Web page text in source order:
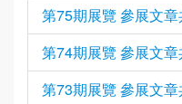
第75期展覽 參展文章
第74期展覽 參展文章
第73期展覽 參展文章